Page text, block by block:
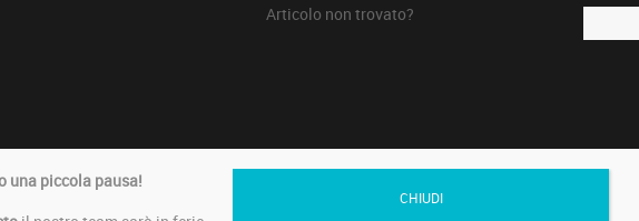
Articolo non trovato?
di MAMASTYLE SRL - Via VIII Strada, sn - 61032 Fano (PU) - IT02689810410
una piccola pausa!
CHIUDI